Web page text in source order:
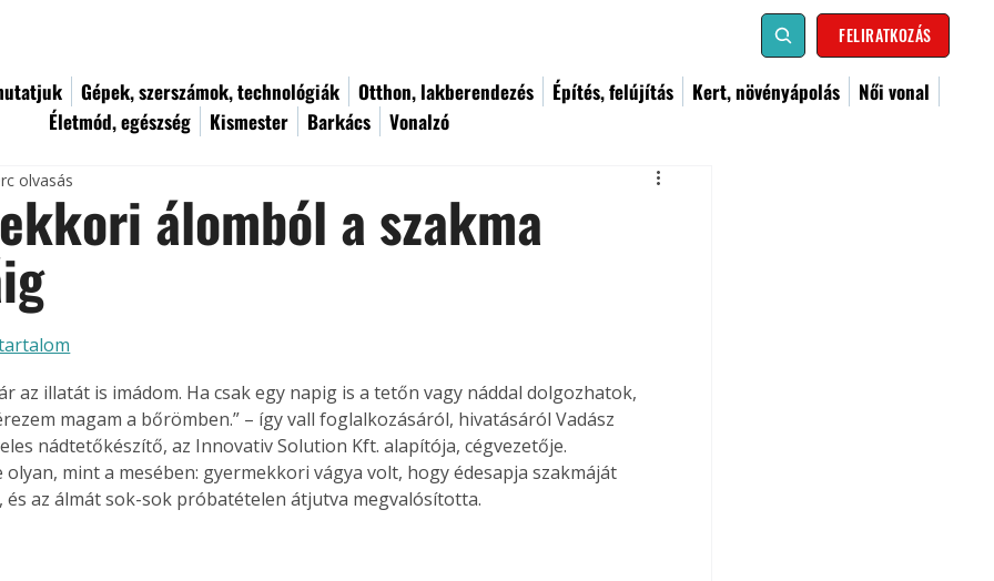
FELIRATKOZÁS
Gépek, szerszámok, technológiák Otthon, lakberendezés Építés, felújítás Kert, növényápolás
Női vonal
Életmód, egészség
Kismester Barkács Vonalzó
álomból a szakma
olvasás
az illatát is imádom. Ha csak egy napig is a tetőn vagy náddal dolgozhatok,
magam a bőrömben.” – így vall foglalkozásáról, hivatásáról Vadász
nádtetőkészítő, az Innovativ Solution Kft. alapítója, cégvezetője.
mint a mesében: gyermekkori vágya volt, hogy édesapja szakmáját
és az álmát sok-sok próbatételen átjutva megvalósította.